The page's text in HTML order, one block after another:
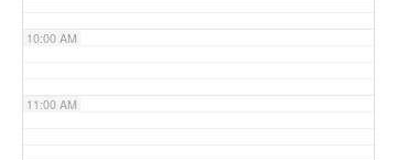
10:00 AM
11:00 AM